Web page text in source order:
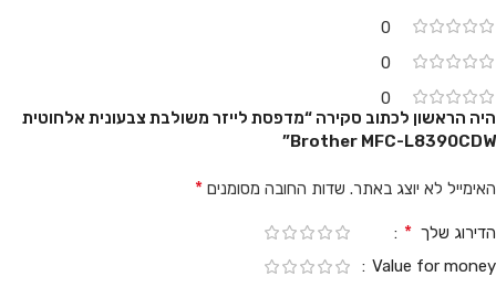
0
0
0
היה הראשון לכתוב סקירה “מדפסת לייזר משולבת צבעונית אלחוטית
Brother MFC-L8390CDW”
האימייל לא יוצג באתר. שדות החובה מסומנים *
הדירוג שלך *
Value for money